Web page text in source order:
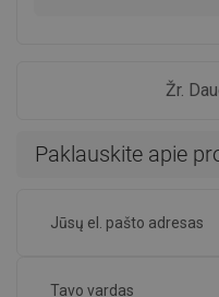
Žr.
Paklauskite apie